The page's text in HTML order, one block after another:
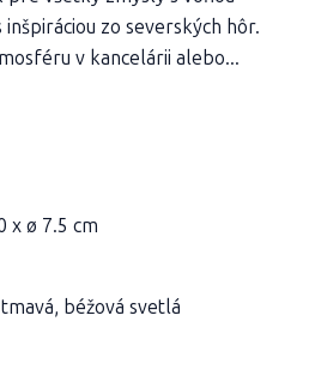
zo severských hôr.
v kancelárii alebo...
x ø 7.5 cm
béžová svetlá